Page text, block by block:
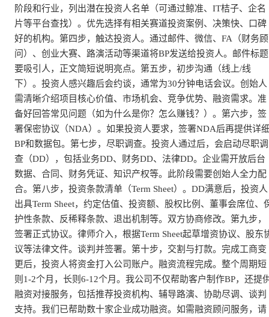
阶段和行业，列出潜在投资人名单（可通过鲸准、IT桔子、企名
片等平台查找）。优先选择有相关赛道投资案例、决策快、口碑
好的机构。第四步，触达投资人。通过邮件、微信、FA（财务顾
问）、创业大赛、路演活动等渠道将BP发送给投资人。邮件标题
要吸引人，正文简短说明亮点。第五步，初步沟通（线上/线
下）。投资人感兴趣后会约谈，通常为30分钟电话会议。创始人
需清晰介绍项目核心价值、市场机会、竞争优势、融资需求。准
备好回答常见问题（如为什么是你？怎么赚钱？）。第六步，签
署保密协议（NDA）。如果投资人要求，签署NDA后再提供详
BP和数据包。第七步，尽职调查。投资人通过后，会启动尽职调
查（DD），包括业务DD、财务DD、法律DD。企业需开放后台
数据、合同、财务凭证、知识产权等。此阶段需要创始人全力配
合。第八步，投资条款清单（Term Sheet）。DD满意后，投资人
出具Term Sheet，约定估值、投资额、股权比例、董事会席位、
护性条款、反稀释条款、退出机制等。双方协商修改。第九步，
签署正式协议。律师介入，根据Term Sheet起草增资协议、股东
议等法律文件。谈判并签署。第十步，交割与打款。完成工商变
更后，投资人将资金打入公司账户。融资流程完成。整个周期短
则1-2个月，长则6-12个月。我公司不仅帮助客户制作BP，还提
融资对接服务，包括推荐投资机构、辅导路演、协助尽调、谈判
支持。我们已帮助数十家企业成功融资。如需融资顾问服务，请